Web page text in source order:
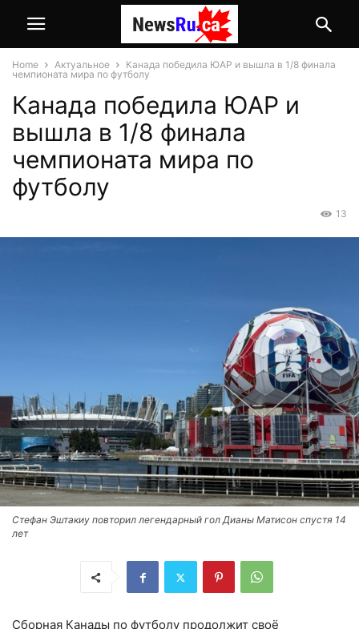
Home Актуальное
Канада победила ЮАР и вышла в 1/8 финала
чемпионата мира по футболу
Канада победила ЮАР и
вышла в 1/8 финала
чемпионата мира по
футболу
13
Стефан Эштакиу повторил легендарный гол Дианы Матисон спустя 14
лет
Сборная Канады по футболу продолжит своё